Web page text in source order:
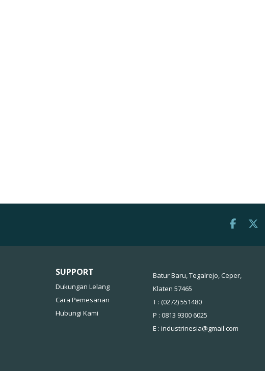
SUPPORT
Dukungan Lelang
Cara Pemesanan
Hubungi Kami
Batur Baru, Tegalrejo, Ceper,
Klaten 57465
T : (0272) 551480
P : 0813 9300 6025
E : industrinesia@gmail.com